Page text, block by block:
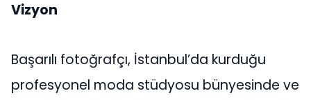
Vizyon
Başarılı fotoğrafçı, İstanbul’da kurduğu
profesyonel moda stüdyosu bünyesinde ve